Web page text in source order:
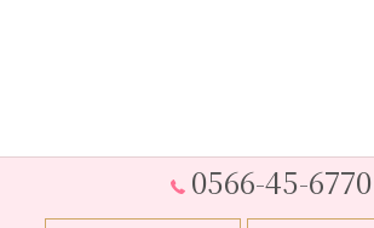
0566-45-6770